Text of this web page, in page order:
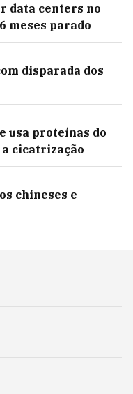
data centers no
meses parado
disparada dos
usa proteínas do
cicatrização
chineses e